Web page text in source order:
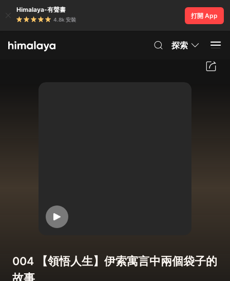
Himalaya-有聲書
4.8k 安裝
打開 App
探索
004 【領悟人生】伊索寓言中兩個袋子的
故事